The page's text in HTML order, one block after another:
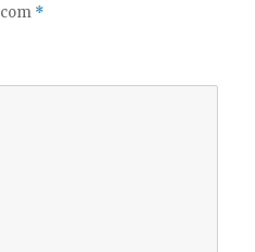
*